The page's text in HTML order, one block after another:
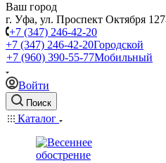
Ваш город
г. Уфа, ул. Проспект Октября 127
+7 (347) 246-42-20
+7 (347) 246-42-20Городской
+7 (960) 390-55-77Мобильный
Войти
Поиск
Каталог